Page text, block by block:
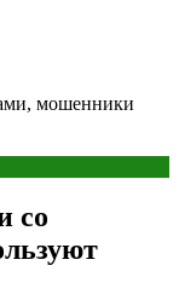
мошенники
со